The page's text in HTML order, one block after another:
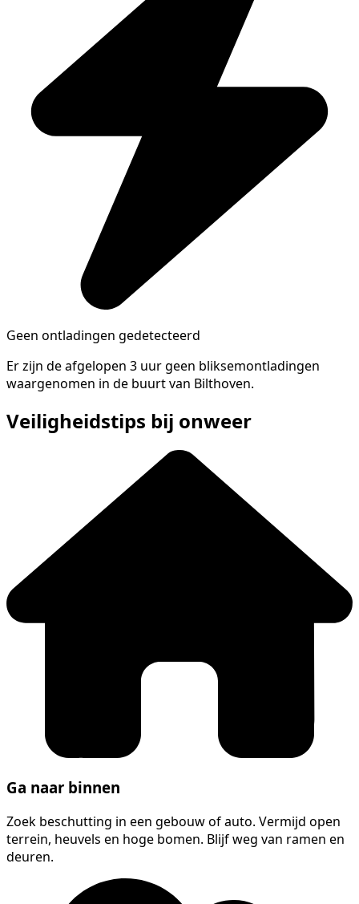
Geen ontladingen gedetecteerd
Er zijn de afgelopen 3 uur geen bliksemontladingen
waargenomen in de buurt van Bilthoven.
Veiligheidstips bij onweer
Ga naar binnen
Zoek beschutting in een gebouw of auto. Vermijd open
terrein, heuvels en hoge bomen. Blijf weg van ramen en
deuren.